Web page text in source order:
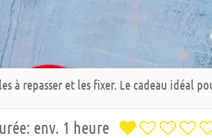
repasser et les fixer. Le cadeau idéal
env. 1 heure